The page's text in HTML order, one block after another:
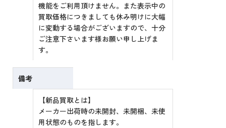
機能をご利用頂けません。また表示中の
買取価格につきましても休み明けに大幅
に変動する場合がございますので、十分
ご注意下さいます様お願い申し上げま
す。
備考
【新品買取とは】
メーカー出荷時の未開封、未開梱、未使
用状態のものを指します。